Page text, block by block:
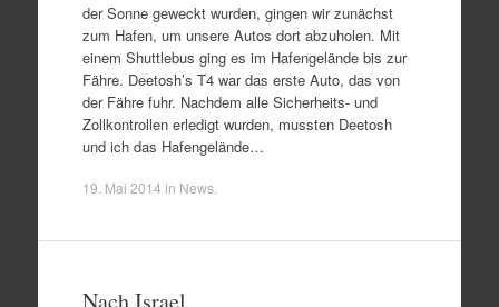
der Sonne geweckt wurden, gingen wir zunächst
zum Hafen, um unsere Autos dort abzuholen. Mit
einem Shuttlebus ging es im Hafengelände bis zur
Fähre. Deetosh’s T4 war das erste Auto, das von
der Fähre fuhr. Nachdem alle Sicherheits- und
Zollkontrollen erledigt wurden, mussten Deetosh
und ich das Hafengelände…
19. Mai 2014 in News.
Nach Israel